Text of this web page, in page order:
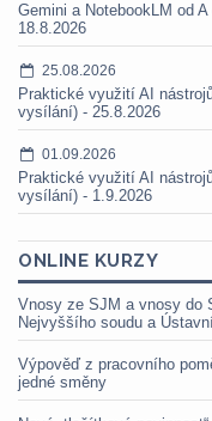
Gemini a NotebookLM od
18.8.2026
25.08.2026
Praktické využití AI
vysílání) - 25.8.2026
01.09.2026
Praktické využití AI
vysílání) - 1.9.2026
ONLINE KURZY
Vnosy ze SJM a vnosy do
Nejvyššího soudu a
Výpověď z pracovního
jedné směny